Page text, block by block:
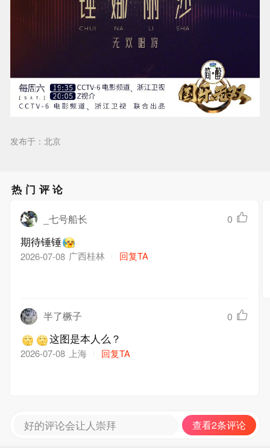
发布于：北京
热门评论
_七号船长 0
期待锤锤
2026-07-08 广西桂林 回复TA
半了橛子 0
这图是本人么？
2026-07-08 上海 回复TA
好的评论会让人崇拜 查看2条评论